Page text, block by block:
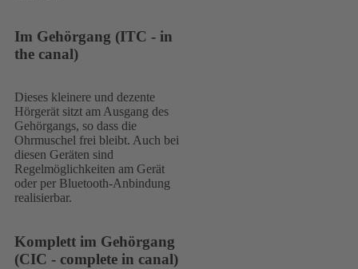
Im Gehörgang (ITC - in
the canal)
Dieses kleinere und dezente
Hörgerät sitzt am Ausgang des
Gehörgangs, so dass die
Ohrmuschel frei bleibt. Auch bei
diesen Geräten sind
Regelmöglichkeiten am Gerät
oder per Bluetooth-Anbindung
realisierbar.
Komplett im Gehörgang
(CIC - complete in canal)